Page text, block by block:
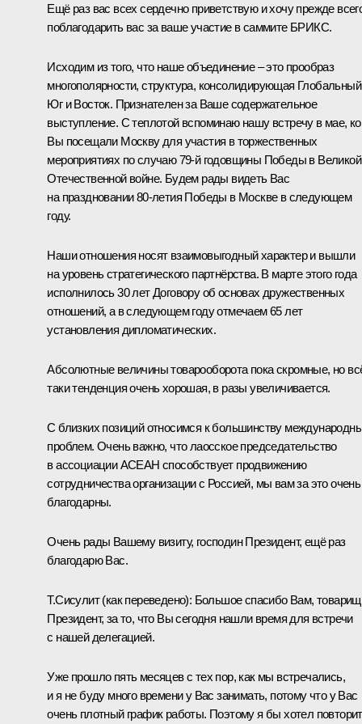
Ещё раз вас всех сердечно приветствую и хочу прежде
поблагодарить вас за ваше участие в саммите БРИКС.
Исходим из того, что наше объединение – это прообраз
многополярности, структура, консолидирующая Глобальный
Юг и Восток. Признателен за Ваше содержательное
выступление. С теплотой вспоминаю нашу встречув мае,
Вы посещали Москву для участия в торжественных
мероприятиях по случаю 79-й годовщины Победы в Великой
Отечественной войне. Будем рады видеть Вас
на праздновании 80-летия Победы в Москве в следующем
году.
Наши отношения носят взаимовыгодный характер и вышли
на уровень стратегического партнёрства. В марте этого года
исполнилось 30 лет Договору об основах дружественных
отношений, а в следующем году отмечаем 65 лет
установления дипломатических.
Абсолютные величины товарооборота пока скромные, но
таки тенденция очень хорошая, в разы увеличивается.
С близких позиций относимся к большинству
проблем. Очень важно, что лаосское председательство
в ассоциации АСЕАН способствует продвижению
сотрудничества организации с Россией, мы вам за это очень
благодарны.
Очень рады Вашему визиту, господин Президент, ещё раз
благодарю Вас.
Т.Сисулит (как переведено): Большое спасибо Вам, товарищ
Президент, за то, что Вы сегодня нашли время для встречи
с нашей делегацией.
Уже прошло пять месяцев с тех пор, как мы встречались,
и я не буду много времени у Вас занимать, потому что у Вас
очень плотный график работы. Поэтому я бы хотел